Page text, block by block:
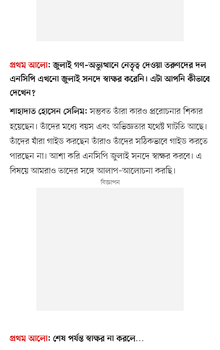
প্রথম আলো:জুলাই গণ–অভ্যুত্থানে নেতৃত্ব দেওয়া তরুণদের দল
এনসিপি এখনো জুলাই সনদে স্বাক্ষর করেনি। এটা আপনি কীভাবে
দেখেন?
শাহাদাত হোসেন সেলিম: সম্ভবত তাঁরা কারও প্ররোচনার শিকার
হয়েছেন। তাঁদের মধ্যে বয়স এবং অভিজ্ঞতার যথেষ্ট ঘাটতি আছে।
তাঁদের যাঁরা গাইড করছেন তাঁরাও তাঁদের সঠিকভাবে গাইড করতে
পারছেন না। আশা করি এনসিপি জুলাই সনদে স্বাক্ষর করবে। এ
বিষয়ে আমরাও তাদের সঙ্গে আলাপ–আলোচনা করছি।
প্রথম আলো: শেষ পর্যন্ত স্বাক্ষর না করলে…